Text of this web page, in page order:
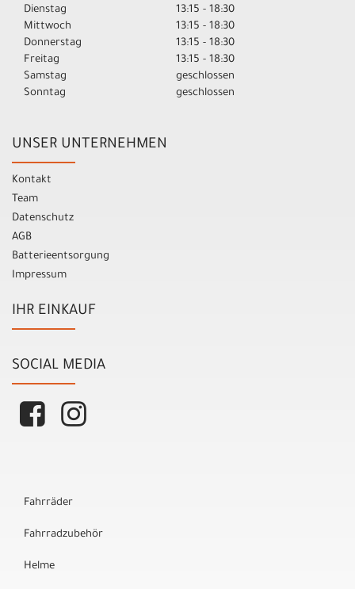
Dienstag
13:15 - 18:30
Mittwoch
13:15 - 18:30
Donnerstag
13:15 - 18:30
Freitag
13:15 - 18:30
Samstag
geschlossen
Sonntag
geschlossen
UNSER UNTERNEHMEN
Kontakt
Team
Datenschutz
AGB
Batterieentsorgung
Impressum
IHR EINKAUF
SOCIAL MEDIA
Fahrräder
Fahrradzubehör
Helme